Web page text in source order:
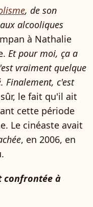
, de son
alcooliques
à Nathalie
Et pour moi, ça a
vraiment quelque
Finalement, c'est
le fait qu'il ait
cette période
Le cinéaste avait
, en 2006, en
confrontée à